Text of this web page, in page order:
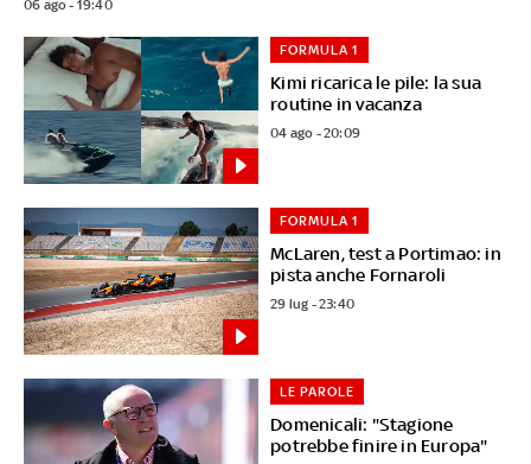
06 ago - 19:40
Kimi ricarica le pile: la sua
routine in vacanza
FORMULA 1
04 ago - 20:09
McLaren, test a Portimao: in
pista anche Fornaroli
FORMULA 1
29 lug - 23:40
Domenicali: "Stagione
potrebbe finire in Europa"
LE PAROLE